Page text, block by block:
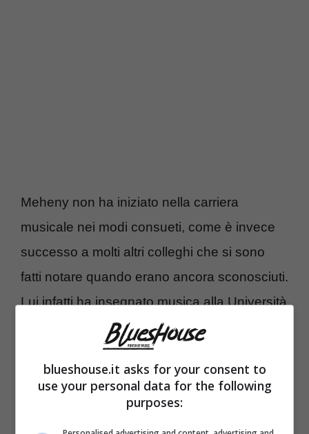
Meheny non ha iniziato nella carriera
musicale nei modi consueti, come è invece
successo a molti altri colleghi che si sono
fatti notare quando erano ancora sconosciuti.
Lui infatti ha insegnato musica alla Università
di Miami ed alla Boston’s Berklee College of
Music assieme a Gary Burton, nome molto
conosciuto sulla scena internazionale. Poi ha
esordito a tutti gli effetti come musicista,
pubblicando nel 1975 il suo album di
blueshouse.it asks for your consent to
use your personal data for the following
purposes: